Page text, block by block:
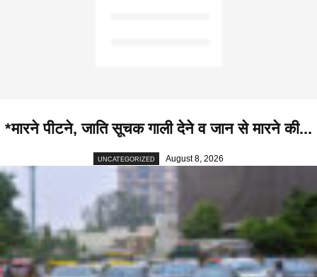
*मारने पीटने, जाति सूचक गाली देने व जान से मारने की...
UNCATEGORIZED August 8, 2026